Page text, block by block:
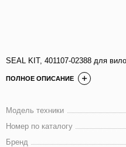
SEAL KIT, 401107-02388 для
ПОЛНОЕ ОПИСАНИЕ
Модель техники
Номер по каталогу
Бренд